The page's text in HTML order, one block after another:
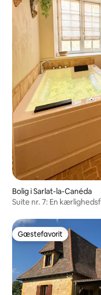
Bolig i Sarlat-la-Canéda
Suite nr. 7: En
Gæstefavorit
Gæstefavorit